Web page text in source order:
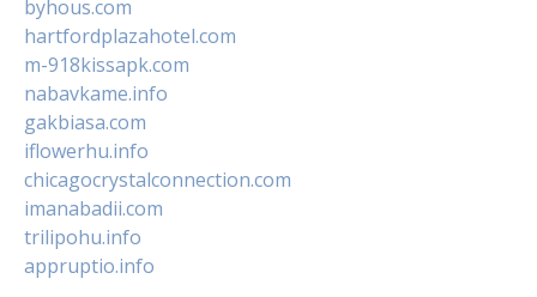
byhous.com
hartfordplazahotel.com
m-918kissapk.com
nabavkame.info
gakbiasa.com
iflowerhu.info
chicagocrystalconnection.com
imanabadii.com
trilipohu.info
appruptio.info